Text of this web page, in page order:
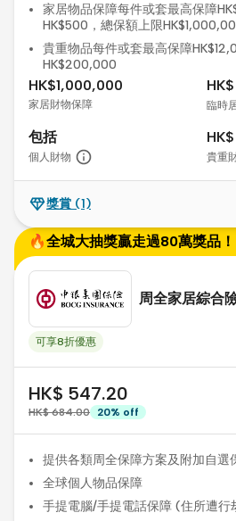
家居物品保障每件或套最高保障
HK$500，總保額上限
貴重物品每件或套最高保障
HK$200,000
HK$1,000,000
家居財物保障 臨時
包括
個人財物 貴重
獎賞 (1)
🔥全城大抽獎贏走過80萬獎品！
周全家居綜合
可享8折優惠
HK$ 547.20
HK$ 684.00 20% off
提供各類周全保障方案及附加自選
全球個人物品保障
手提電腦/手提電話保障 (住所遭行